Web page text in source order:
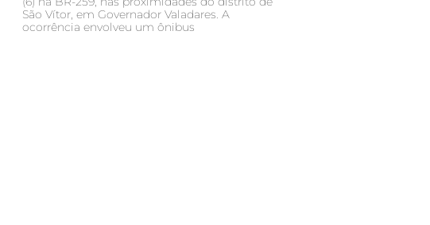
São Vítor, em Governador Valadares. A
ocorrência envolveu um ônibus